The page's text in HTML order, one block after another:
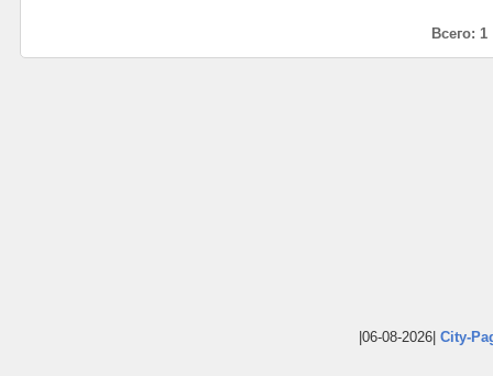
Всего: 1
|06-08-2026| City-